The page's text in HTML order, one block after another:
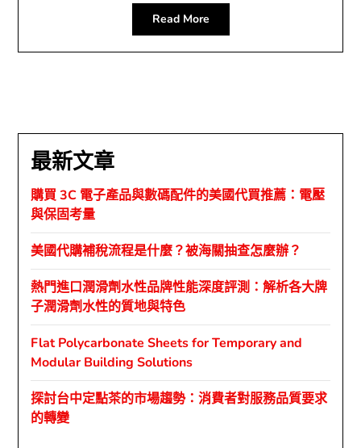
Read More
最新文章
購買 3C 電子產品與數碼配件的美國代買推薦：電壓
與保固考量
美國代購補稅流程是什麼？被海關抽查怎麼辦？
熱門進口潤滑劑水性品牌性能深度評測：解析各大牌
子潤滑劑水性的質地與特色
Flat Polycarbonate Sheets for Temporary and
Modular Building Solutions
探討台中定點茶的市場趨勢：消費者對服務品質要求
的轉變